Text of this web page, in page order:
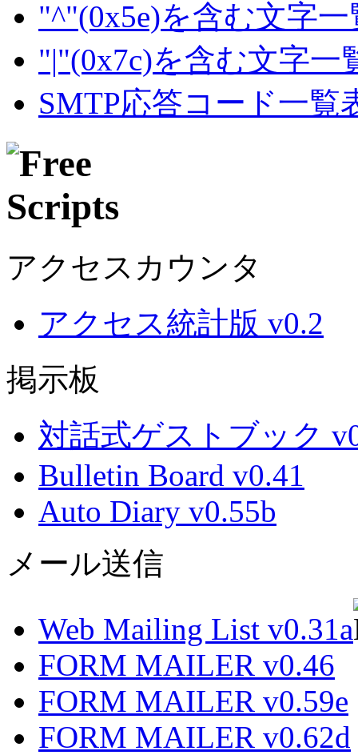
"^"(0x5e)を含む文字一
"|"(0x7c)を含む文字一
SMTP応答コード一覧
アクセスカウンタ
アクセス統計版 v0.2
掲示板
対話式ゲストブック
Bulletin Board v0.41
Auto Diary v0.55b
メール送信
Web Mailing List v0.31a
FORM MAILER v0.46
FORM MAILER v0.59e
FORM MAILER v0.62d